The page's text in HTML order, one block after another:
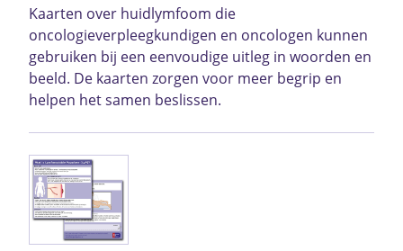
Kaarten over huidlymfoom die
oncologieverpleegkundigen en oncologen kunnen
gebruiken bij een eenvoudige uitleg in woorden en
beeld. De kaarten zorgen voor meer begrip en
helpen het samen beslissen.